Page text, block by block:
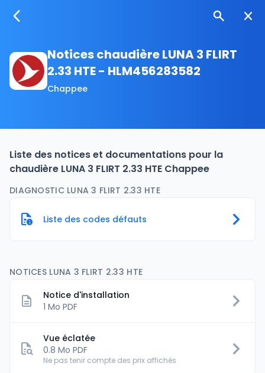
Notices chaudière LUNA 3 FLIRT
2.33 HTE - HLM456283582
Chappee
Liste des notices et documentations pour la
chaudière LUNA 3 FLIRT 2.33 HTE Chappee
DIAGNOSTIC LUNA 3 FLIRT 2.33 HTE
Liste des codes défauts
NOTICES LUNA 3 FLIRT 2.33 HTE
Notice d'installation
1 Mo PDF
Vue éclatée
0.8 Mo PDF
Ne pas tenir compte des prix affichés